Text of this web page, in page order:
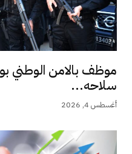
موظف بالامن الوطني
سلاحه...
أغسطس 4, 2026